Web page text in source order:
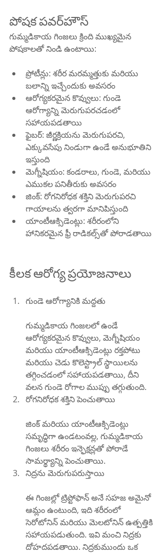
పోషక పవర్‌హౌస్
గుమ్మడికాయ గింజలు క్రింది ముఖ్యమైన
పోషకాలతో నిండి ఉంటాయి:
ప్రోటీన్లు: శరీర మరమ్మత్తుకు మరియు
బలాన్ని ఇచ్చేందుకు అవసరం
ఆరోగ్యకరమైన కొవ్వులు: గుండె
ఆరోగ్యాన్ని మెరుగుపరచడంలో
సహాయపడతాయి
ఫైబర్: జీర్ణక్రియను మెరుగుపరచి,
ఎక్కువసేపు నిండుగా ఉండే అనుభూతిని
ఇస్తుంది
మెగ్నీషియం: కండరాలు, గుండె, మరియు
ఎముకల పనితీరుకు అవసరం
జింక్: రోగనిరోధక శక్తిని మెరుగుపరచి
గాయాలను త్వరగా మానిపిస్తుంది
యాంటీఆక్సిడెంట్లు: శరీరంలోని
హానికరమైన ఫ్రీ రాడికల్స్‌తో పోరాడతాయి
కీలక ఆరోగ్య ప్రయోజనాలు
గుండె ఆరోగ్యానికి మద్దతు
గుమ్మడికాయ గింజలలో ఉండే
ఆరోగ్యకరమైన కొవ్వులు, మెగ్నీషియం
మరియు యాంటీఆక్సిడెంట్లు రక్తపోటు
మరియు చెడు కొలెస్ట్రాల్ స్థాయిలను
తగ్గించడంలో సహాయపడతాయి, దీని
వలన గుండె రోగాల ముప్పు తగ్గుతుంది.
రోగనిరోధక శక్తిని పెంచుతాయి
జింక్ మరియు యాంటీఆక్సిడెంట్లు
సమృద్ధిగా ఉండటంవల్ల, గుమ్మడికాయ
గింజలు శరీరం ఇన్ఫెక్షన్లతో పోరాడే
సామర్థ్యాన్ని పెంచుతాయి.
నిద్రను మెరుగుపరుస్తాయి
ఈ గింజల్లో ట్రిప్టోఫాన్ అనే సహజ అమైనో
ఆమ్లం ఉంటుంది, ఇది శరీరంలో
సెరోటోనిన్ మరియు మెలటోనిన్ ఉత్పత్తికి
సహాయపడుతుంది. ఇవి మంచి నిద్రకు
దోహదపడతాయి. నిద్రకుముందు ఒక